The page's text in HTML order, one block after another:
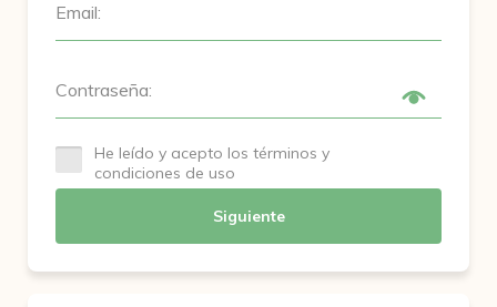
Email:
Contraseña:
He leído y acepto los términos y
condiciones de uso
Siguiente